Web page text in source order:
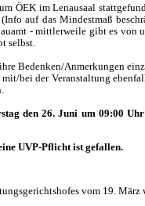
ÖEK im Lenausaal
auf das Mindestmaß
- mittlerweile gibt es von
selbst.
Bedenken/Anmerkungen
bei der Veranstaltung
den 26. Juni um 09:00 Uhr
UVP-Pflicht ist gefallen.
vom 19.